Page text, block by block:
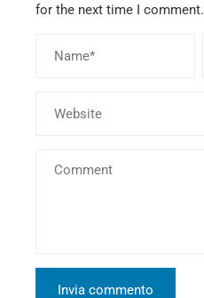
for the next time I comment.